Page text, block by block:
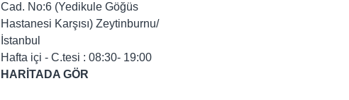
Cad. No:6 (Yedikule Göğüs
Hastanesi Karşısı) Zeytinburnu/
İstanbul
Hafta içi - C.tesi : 08:30- 19:00
HARİTADA GÖR